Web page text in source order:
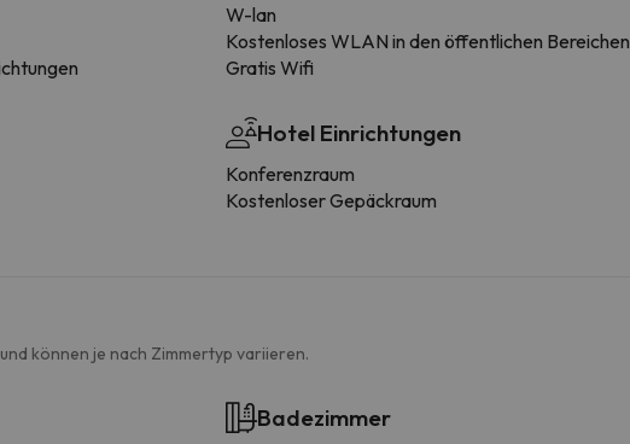
W-lan
Kostenloses WLAN in den öffentlichen Bereichen
Gratis Wifi
Hotel Einrichtungen
Konferenzraum
Kostenloser Gepäckraum
können je nach Zimmertyp variieren.
Badezimmer